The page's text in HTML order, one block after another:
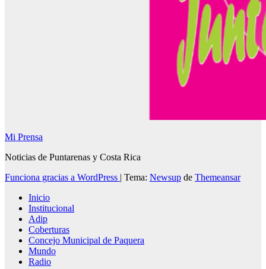
Mi Prensa
Noticias de Puntarenas y Costa Rica
Funciona gracias a WordPress | Tema: Newsup de Themeansar
Inicio
Institucional
Adip
Coberturas
Concejo Municipal de Paquera
Mundo
Radio